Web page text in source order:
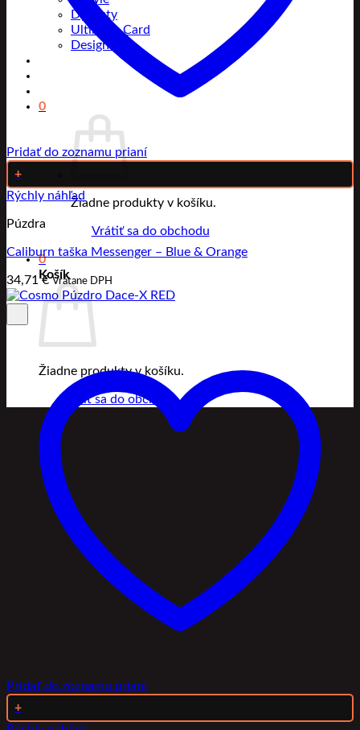
Dynasty
Ultimate Card
Designa
0
Žiadne produkty v košíku.
Vrátiť sa do obchodu
0
Košík
Žiadne produkty v košíku.
Vrátiť sa do obchodu
Pridať do zoznamu prianí
+
Rýchly náhľad
Púzdra
Caliburn taška Messenger – Blue & Orange
34,71€ Vrátane DPH
Pridať do zoznamu prianí
+